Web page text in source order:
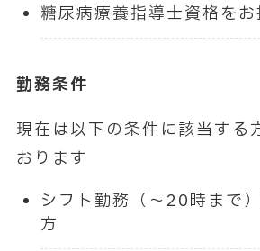
糖尿病療養指導士資格を
勤務条件
現在は以下の条件に該当する
おります
シフト勤務（～20時まで
方